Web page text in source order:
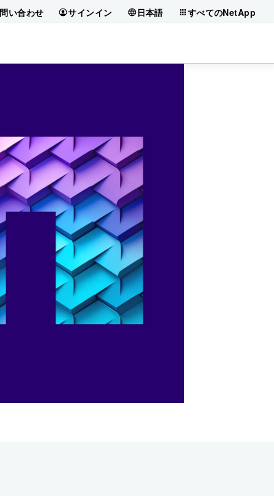
い合わせ サインイン 日本語 すべてのNetApp